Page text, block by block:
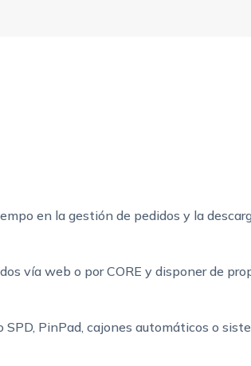
en la gestión de pedidos y la
vía web o por CORE y disponer de
PinPad, cajones automáticos o